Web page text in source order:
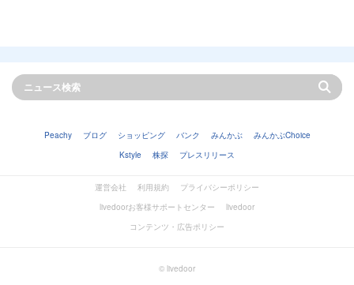
Peachy ブログ ショッピング バンク みんかぶ
みんかぶChoice
Kstyle
株探 プレスリリース
運営会社 利用規約
プライバシーポリシー
livedoorお客様サポートセンター
livedoor
コンテンツ・広告ポリシー
© livedoor